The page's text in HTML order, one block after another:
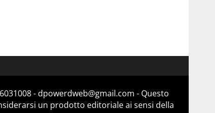
- dpowerdweb@gmail.com - Questo
un prodotto editoriale ai sensi della